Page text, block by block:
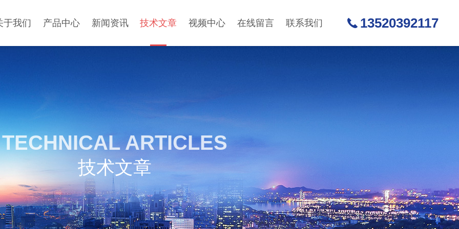
于我们 产品中心 新闻资讯 技术文章 视频中心 在线留言 联系我们 13520392117
TECHNICAL ARTICLES
技术文章